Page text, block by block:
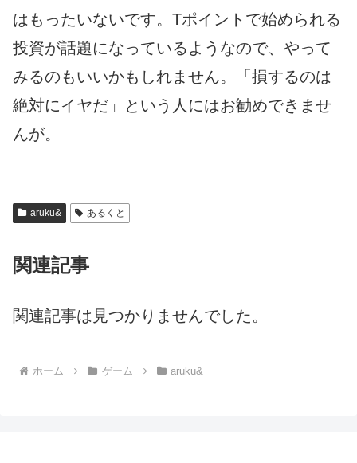
はもったいないです。Tポイントで始められる
投資が話題になっているようなので、やって
みるのもいいかもしれません。「損するのは
絶対にイヤだ」という人にはお勧めできませ
んが。
aruku& あるくと
関連記事
関連記事は見つかりませんでした。
ホーム ゲーム aruku&